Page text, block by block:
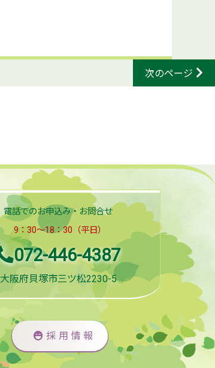
次のページ
電話でのお申込み・お問合せ
9：30～18：30（平日）
072-446-4387
大阪府貝塚市三ツ松2230-5
採用情報